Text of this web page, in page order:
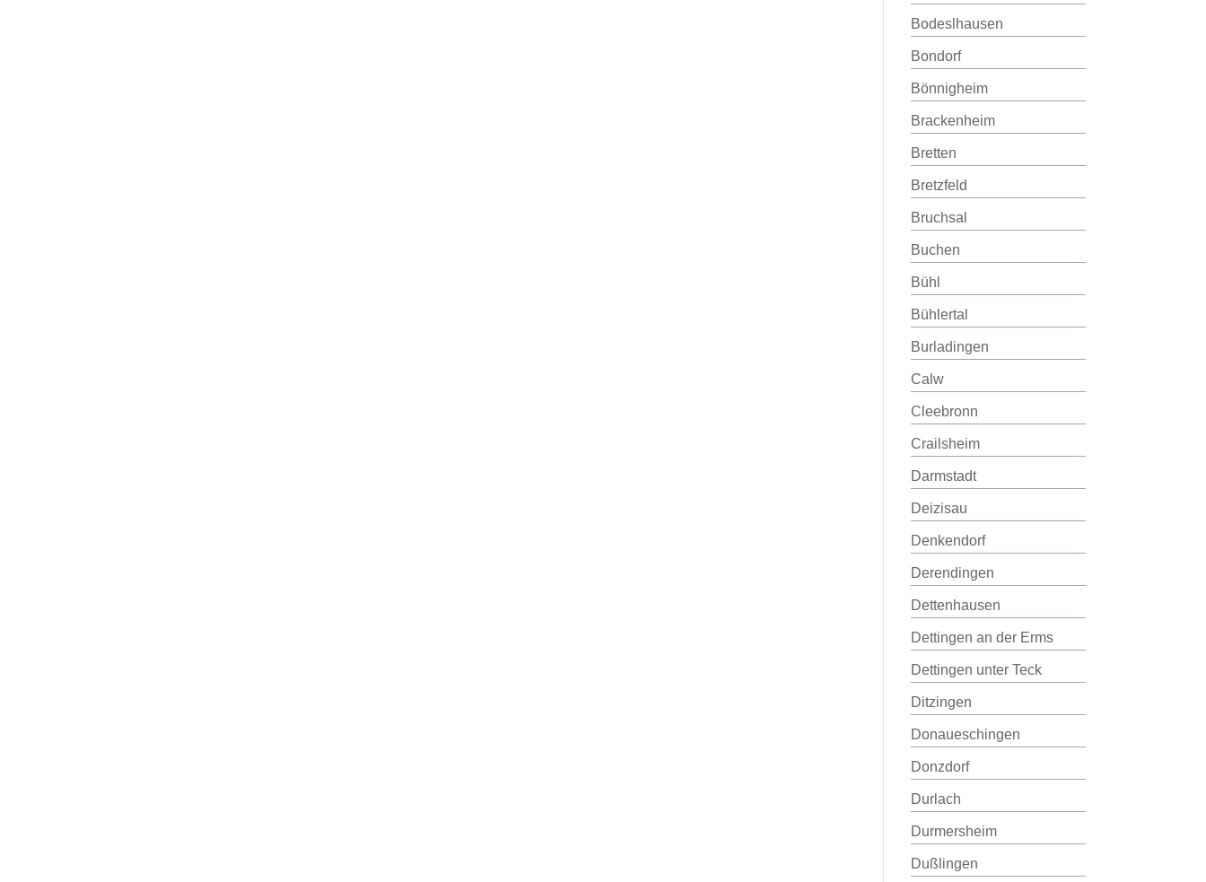
Bodeslhausen
Bondorf
Bönnigheim
Brackenheim
Bretten
Bretzfeld
Bruchsal
Buchen
Bühl
Bühlertal
Burladingen
Calw
Cleebronn
Crailsheim
Darmstadt
Deizisau
Denkendorf
Derendingen
Dettenhausen
Dettingen an der Erms
Dettingen unter Teck
Ditzingen
Donaueschingen
Donzdorf
Durlach
Durmersheim
Dußlingen